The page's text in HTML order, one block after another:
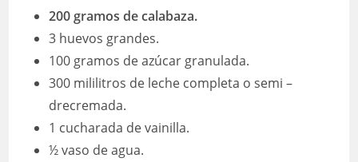
200 gramos de calabaza.
3 huevos grandes.
100 gramos de azúcar granulada.
300 mililitros de leche completa o semi –
drecremada.
1 cucharada de vainilla.
½ vaso de agua.